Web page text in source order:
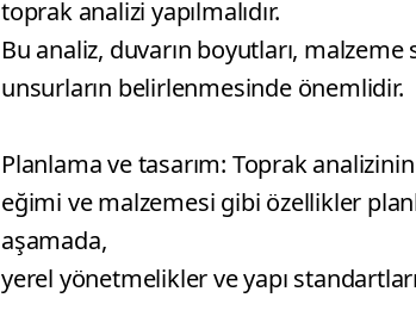
toprak analizi yapılmalıdır.
Bu analiz, duvarın boyutları,
unsurların belirlenmesinde önemlidir.
Planlama ve tasarım: Toprak
eğimi ve malzemesi gibi özellikler
aşamada,
yerel yönetmelikler ve yapı